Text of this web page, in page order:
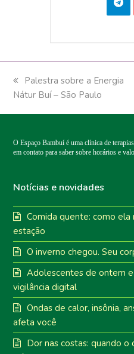
previous
post:
Palestra sobre a Energia
Nátur Buí – São Paulo
O Espaço Bambuí é uma clínica de
em contato para saber sobre horários e
Notícias e novidades
Comida quente: como ela
estação
O inverno chegou. Seu
Adolescentes de ontem
vigilância digital
Ondas de calor, insônia,
afeta você
Dor nas costas: quando